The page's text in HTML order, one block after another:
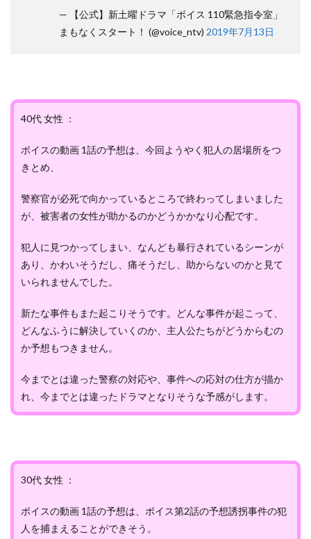
— 【公式】新土曜ドラマ「ボイス 110緊急指令室」
まもなくスタート！ (@voice_ntv) 2019年7月13日
40代 女性 ：
ボイスの動画 1話の予想は、今回ようやく犯人の居場所をつ
きとめ、
警察官が必死で向かっているところで終わってしまいました
が、被害者の女性が助かるのかどうかかなり心配です。
犯人に見つかってしまい、なんども暴行されているシーンが
あり、かわいそうだし、痛そうだし、助からないのかと見て
いられませんでした。
新たな事件もまた起こりそうです。どんな事件が起こって、
どんなふうに解決していくのか、主人公たちがどうからむの
か予想もつきません。
今までとは違った警察の対応や、事件への応対の仕方が描か
れ、今までとは違ったドラマとなりそうな予感がします。
30代 女性 ：
ボイスの動画 1話の予想は、ボイス第2話の予想誘拐事件の犯
人を捕まえることができそう。